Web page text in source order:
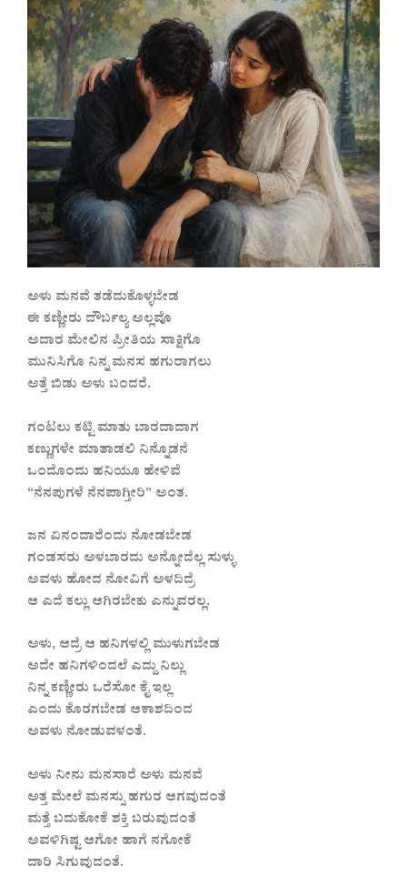
ಅಳು ಮನವೆ ತಡೆದುಕೊಳ್ಳಬೇಡ
ಈ ಕಣ್ಣೀರು ದೌರ್ಬಲ್ಯ ಅಲ್ಲವೊ
ಅದಾರ ಮೇಲಿನ ಪ್ರೀತಿಯ ಸಾಕ್ಷಿಗೊ
ಮುನಿಸಿಗೊ ನಿನ್ನ ಮನಸ ಹಗುರಾಗಲು
ಅತ್ತೆ ಬಿಡು ಅಳು ಬಂದರೆ.
ಗಂಟಲು ಕಟ್ಟಿ ಮಾತು ಬಾರದಾದಾಗ
ಕಣ್ಣುಗಳೇ ಮಾತಾಡಲಿ ನಿನ್ನೊಡನೆ
ಒಂದೊಂದು ಹನಿಯೂ ಹೇಳಿವೆ
“ನೆನಪುಗಳೆ ನೆನಪಾಗ್ತೀರಿ” ಅಂತ.
ಜನ ಏನಂದಾರೆಂದು ನೋಡಬೇಡ
ಗಂಡಸರು ಅಳಬಾರದು ಅನ್ನೋದೆಲ್ಲ ಸುಳ್ಳು
ಅವಳು ಹೋದ ನೋವಿಗೆ ಅಳದಿದ್ರೆ
ಆ ಎದೆ ಕಲ್ಲು ಆಗಿರಬೇಕು ಎನ್ನುವರಲ್ಲ.
ಅಳು, ಆದ್ರೆ ಆ ಹನಿಗಳಲ್ಲಿ ಮುಳುಗಬೇಡ
ಅದೇ ಹನಿಗಳಿಂದಲೆ ಎದ್ದು ನಿಲ್ಲು
ನಿನ್ನ ಕಣ್ಣೀರು ಒರೆಸೋ ಕೈ ಇಲ್ಲ
ಎಂದು ಕೊರಗಬೇಡ ಆಕಾಶದಿಂದ
ಅವಳು ನೋಡುವಳಂತೆ.
ಅಳು ನೀನು ಮನಸಾರೆ ಅಳು ಮನವೆ
ಅತ್ತ ಮೇಲೆ ಮನಸ್ಸು ಹಗುರ ಆಗವುದಂತೆ
ಮತ್ತೆ ಬದುಕೋಕೆ ಶಕ್ತಿ ಬರುವುದಂತೆ
ಅವಳಿಗಿಷ್ಟ ಆಗೋ ಹಾಗೆ ನಗೋಕೆ
ದಾರಿ ಸಿಗುವುದಂತೆ.